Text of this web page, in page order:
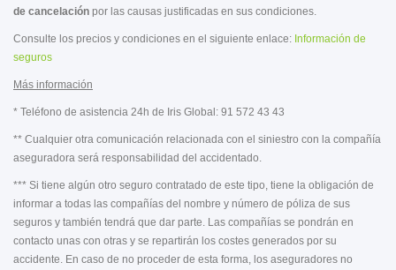
de cancelación por las causas justificadas en sus condiciones.
Consulte los precios y condiciones en el siguiente enlace: Información de
seguros
Más información
* Teléfono de asistencia 24h de Iris Global: 91 572 43 43
** Cualquier otra comunicación relacionada con el siniestro con la compañía
aseguradora será responsabilidad del accidentado.
*** Si tiene algún otro seguro contratado de este tipo, tiene la obligación de
informar a todas las compañías del nombre y número de póliza de sus
seguros y también tendrá que dar parte. Las compañías se pondrán en
contacto unas con otras y se repartirán los costes generados por su
accidente. En caso de no proceder de esta forma, los aseguradores no